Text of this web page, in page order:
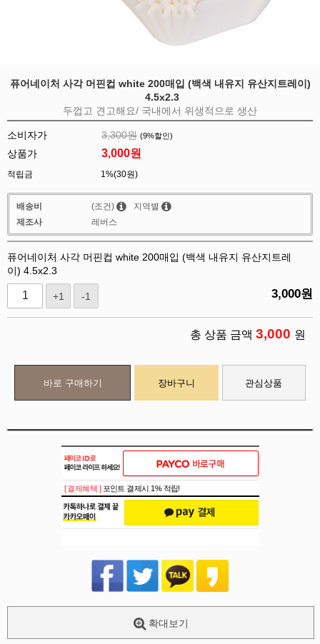
퓨어네이처 사각 머핀컵 white 200매입 (백색 내유지 유산지트레이)
4.5x2.3
두껍고 견고해요/ 국내에서 위생적으로 생산
소비자가 3,300원 (9%할인)
상품가 3,000원
적립금 1%(30원)
배송비 (조건)
지역별
제조사
레버스
퓨어네이처 사각 머핀컵 white 200매입 (백색 내유지 유산지트레
이) 4.5x2.3
+1 -1 3,000원
총 상품 금액 3,000 원
바로 구매하기 장바구니 관심상품
[ 결제혜택 ] 포인트 결제시 1% 적립!
확대보기